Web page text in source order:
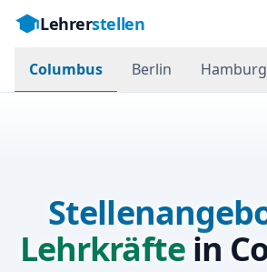
Lehrerstellen
Columbus Berlin Hamburg
Lehrkräfte in